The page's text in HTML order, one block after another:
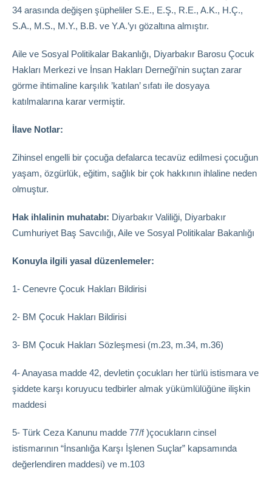
34 arasında değişen şüpheliler S.E., E.Ş., R.E., A.K., H.Ç.,
S.A., M.S., M.Y., B.B. ve Y.A.’yı gözaltına almıştır.
Aile ve Sosyal Politikalar Bakanlığı, Diyarbakır Barosu Çocuk
Hakları Merkezi ve İnsan Hakları Derneği’nin suçtan zarar
görme ihtimaline karşılık ’katılan’ sıfatı ile dosyaya
katılmalarına karar vermiştir.
İlave Notlar:
Zihinsel engelli bir çocuğa defalarca tecavüz edilmesi çocuğun
yaşam, özgürlük, eğitim, sağlık bir çok hakkının ihlaline neden
olmuştur.
Hak ihlalinin muhatabı: Diyarbakır Valiliği, Diyarbakır
Cumhuriyet Baş Savcılığı, Aile ve Sosyal Politikalar Bakanlığı
Konuyla ilgili yasal düzenlemeler:
1- Cenevre Çocuk Hakları Bildirisi
2- BM Çocuk Hakları Bildirisi
3- BM Çocuk Hakları Sözleşmesi (m.23, m.34, m.36)
4- Anayasa madde 42, devletin çocukları her türlü istismara ve
şiddete karşı koruyucu tedbirler almak yükümlülüğüne ilişkin
maddesi
5- Türk Ceza Kanunu madde 77/f )çocukların cinsel
istismarının “İnsanlığa Karşı İşlenen Suçlar” kapsamında
değerlendiren maddesi) ve m.103